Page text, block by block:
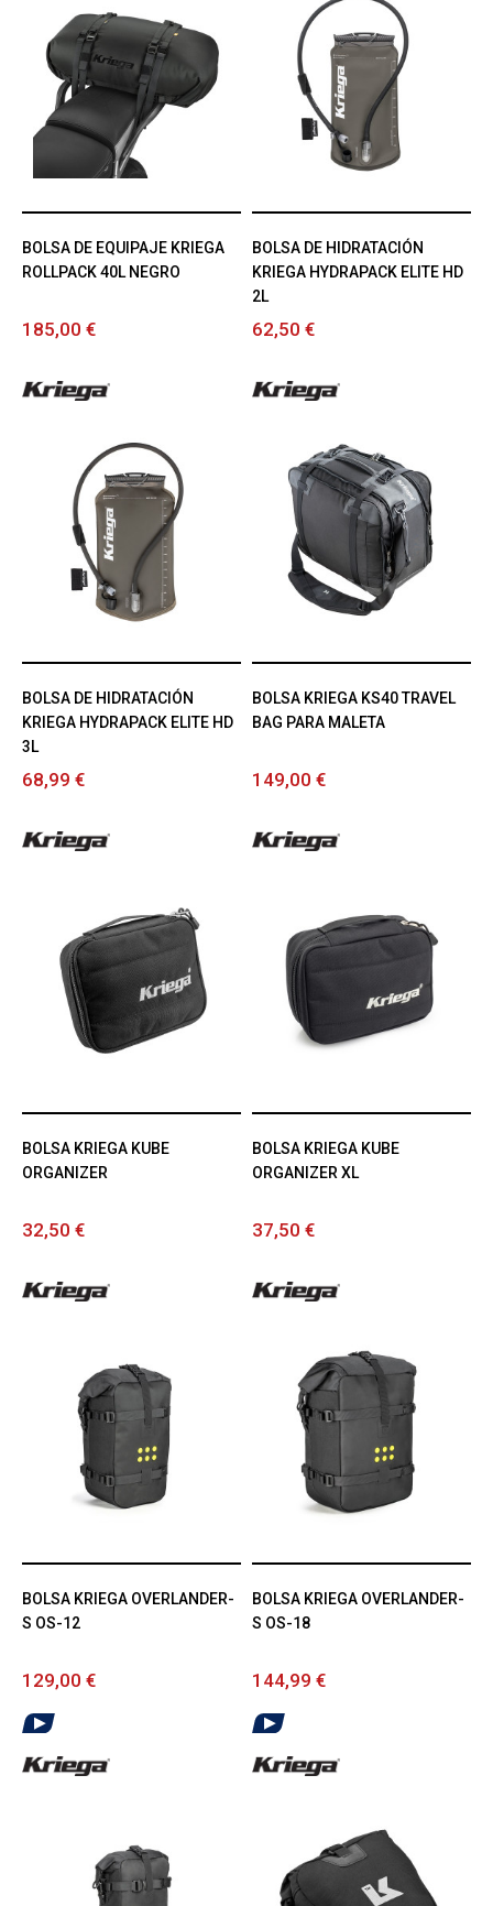
BOLSA DE EQUIPAJE KRIEGA
ROLLPACK 40L NEGRO
185,00 €
BOLSA DE HIDRATACIÓN
KRIEGA HYDRAPACK ELITE HD
2L
62,50 €
BOLSA DE HIDRATACIÓN
KRIEGA HYDRAPACK ELITE HD
3L
68,99 €
BOLSA KRIEGA KS40 TRAVEL
BAG PARA MALETA
149,00 €
BOLSA KRIEGA KUBE
ORGANIZER
32,50 €
BOLSA KRIEGA KUBE
ORGANIZER XL
37,50 €
BOLSA KRIEGA OVERLANDER-
S OS-12
129,00 €
BOLSA KRIEGA OVERLANDER-
S OS-18
144,99 €